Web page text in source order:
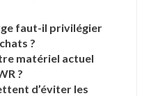
faut-il privilégier
?
matériel actuel
?
d’éviter les